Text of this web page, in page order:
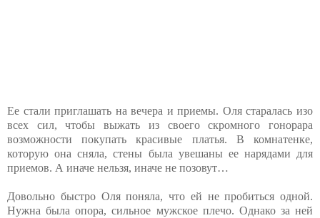
Ее стали приглашать на вечера и приемы. Оля старалась изо
всех сил, чтобы выжать из своего скромного гонорара
возможности покупать красивые платья. В комнатенке,
которую она сняла, стены была увешаны ее нарядами для
приемов. А иначе нельзя, иначе не позовут…
Довольно быстро Оля поняла, что ей не пробиться одной.
Нужна была опора, сильное мужское плечо. Однако за ней